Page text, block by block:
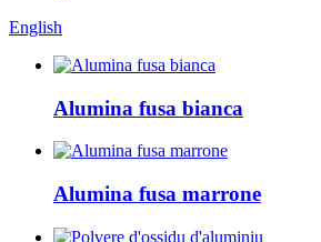
English
Alumina fusa bianca
Alumina fusa marrone